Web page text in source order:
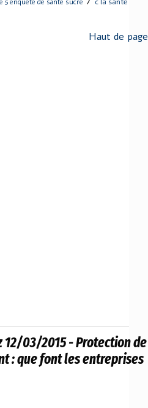
5 enquete de sante sucre
Haut de page
12/03/2015 - Protection de
: que font les entreprises